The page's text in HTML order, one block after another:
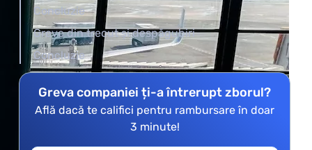
Concluzie
Greve din trecut și despăgubiri
Concluzie
Greva companiei ți-a întrerupt zborul?
Află dacă te califici pentru rambursare în doar
3 minute!